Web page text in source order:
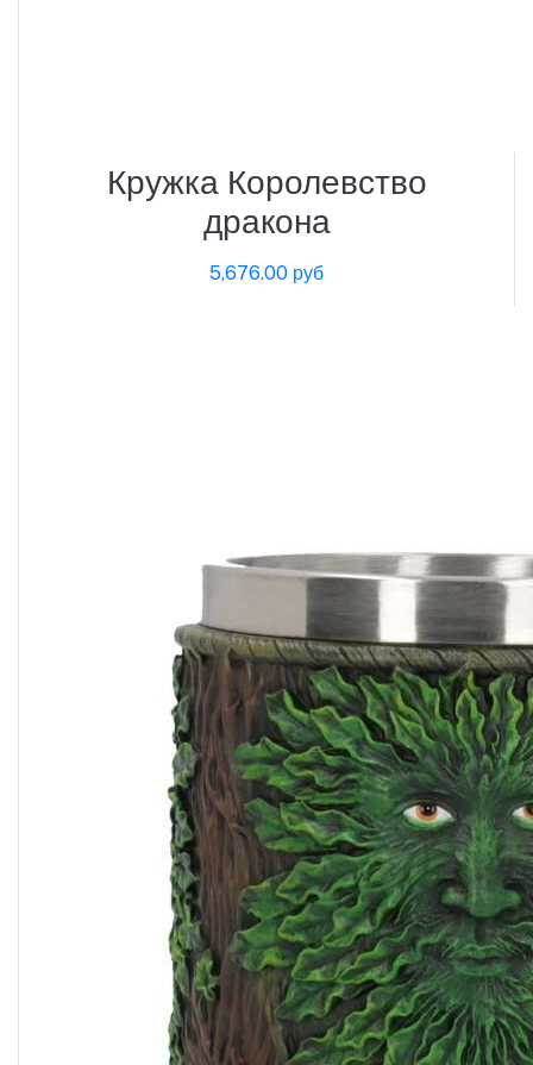
Кружка Королевство
дракона
5,676.00 руб